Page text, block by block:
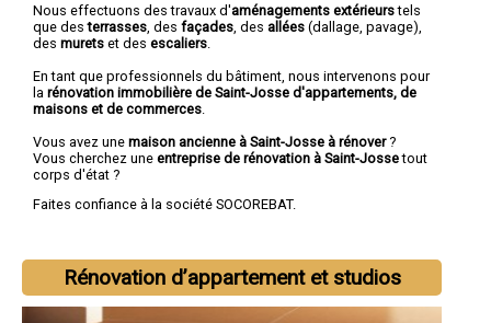
Nous effectuons des travaux d'aménagements extérieurstels
que desterrasses , des façades , des allées (dallage, pavage),
des murets et des escaliers
En tant que professionnels du bâtiment, nous intervenons pour
la rénovation immobilière de Saint-Josse d'appartements, de
maisons et de commerces
Vous avez une maison ancienne à Saint-Josse à rénover?
Vous cherchez une entreprise de rénovation à Saint-Jossetout
corps d'état ?
Faites confiance à la société SOCOREBAT.
Rénovation d’appartement et studios